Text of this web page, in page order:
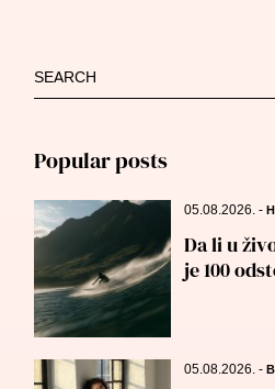
Search
for:
Popular posts
05.08.2026.-
Da li u
je 100
05.08.2026.-